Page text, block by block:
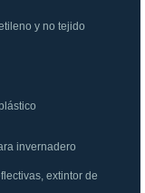
y no tejido
invernadero
extintor de